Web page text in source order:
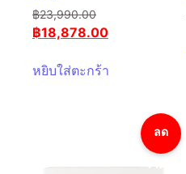
฿23,990.00
฿18,878.00
หยิบใส่ตะกร้า
ลด